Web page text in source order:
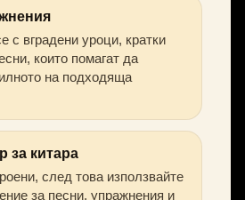
с вградени уроци, кратки
които помагат да
на подходяща
за китара
след това използвайте
за песни, упражнения и